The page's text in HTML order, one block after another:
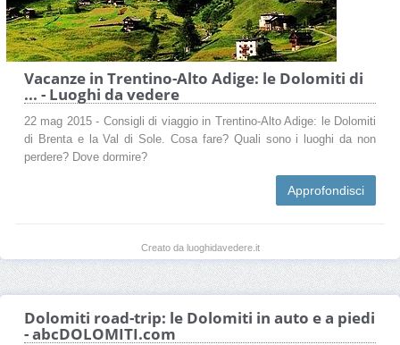
Vacanze in Trentino-Alto Adige: le Dolomiti di
... - Luoghi da vedere
22 mag 2015 - Consigli di viaggio in Trentino-Alto Adige: le Dolomiti
di Brenta e la Val di Sole. Cosa fare? Quali sono i luoghi da non
perdere? Dove dormire?
Approfondisci
Creato da luoghidavedere.it
Dolomiti road-trip: le Dolomiti in auto e a piedi
- abcDOLOMITI.com